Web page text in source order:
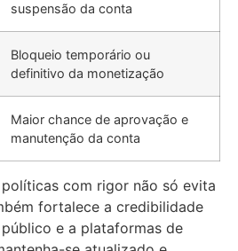
suspensão da conta
Bloqueio temporário ou
definitivo da monetização
Maior chance de aprovação e
manutenção da conta
com rigor não só evita
fortalece a credibilidade
e a plataformas de